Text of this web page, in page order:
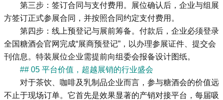
第三步：签订合同与支付费用。展位确认后，企业与组展
方签订正式参展合同，并按照合同约定支付费用。
第四步：线上预登记与展前筹备。付款后，企业必须登录
全国糖酒会官网完成“展商预登记”，以办理参展证件、提交会
刊信息。特装展位企业需提前向组委会报备设计图纸。
## 05 平台价值，超越展销的行业盛会
对于茶饮、咖啡及乳制品企业而言，参与糖酒会的价值远
不止于现场订单。它首先是效果显著的产销对接平台，每届吸